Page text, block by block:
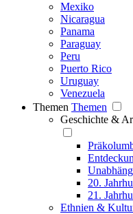
Mexiko
Nicaragua
Panama
Paraguay
Peru
Puerto Rico
Uruguay
Venezuela
Themen Themen
Geschichte &
20.
21.
Ethnien &